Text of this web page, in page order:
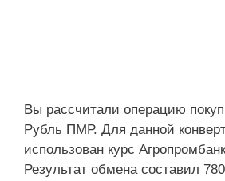
Вы рассчитали операцию
Рубль ПМР. Для данной
использован курс
Результат обмена составил